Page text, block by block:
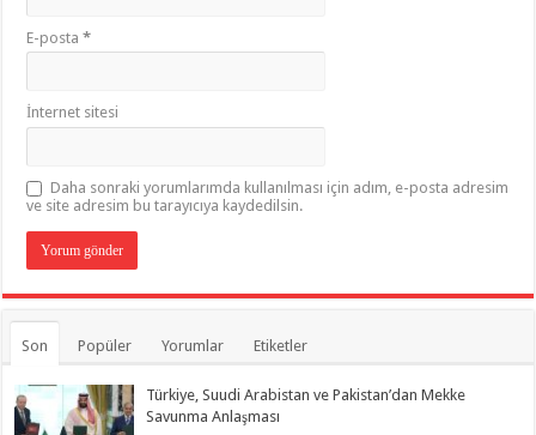
E-posta*
İnternet sitesi
Daha sonraki yorumlarımda kullanılması için adım, e-posta adresim
ve site adresim bu tarayıcıya kaydedilsin.
Son Popüler Yorumlar Etiketler
Türkiye, Suudi Arabistan ve Pakistan’dan Mekke
Savunma Anlaşması